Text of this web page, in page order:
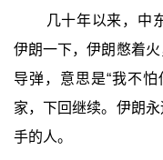
几十年以来，中
伊朗一下，伊朗憋着
导弹，意思是“我不
家，下回继续。伊朗
手的人。